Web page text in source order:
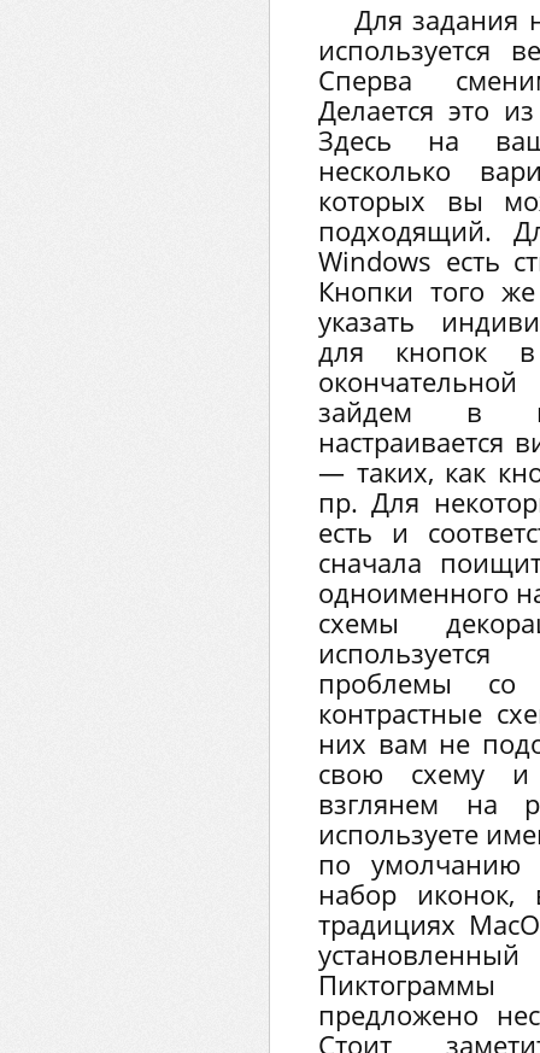
Для задания
используется
Сперва
Делается это
Здесь на
несколько
которых вы
подходящий.
Windows есть
Кнопки того
указать
для кнопок
зайдем в
настраивается
— таких, как
пр. Для
есть и
сначала
одноименного
схемы
проблемы со
контрастные
них вам не
свою схему и
взглянем на
используете
по умолчанию
набор
традициях
предложено
Стоит